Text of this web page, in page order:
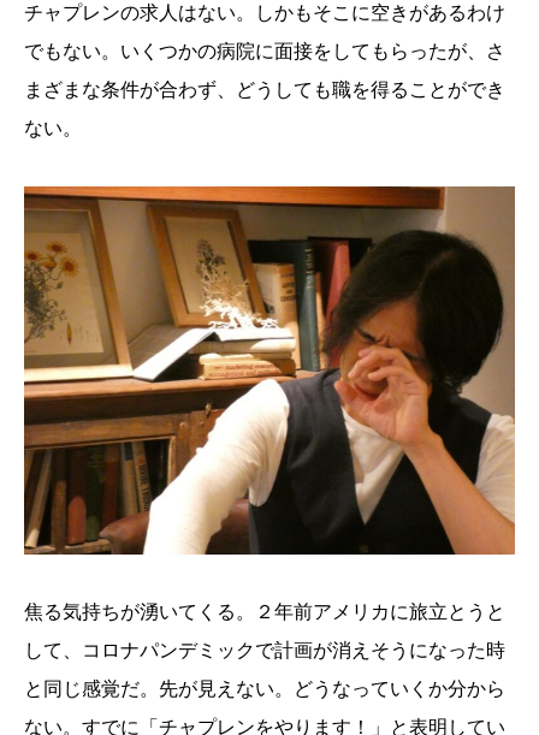
チャプレンの求人はない。しかもそこに空きがあるわけ
でもない。いくつかの病院に面接をしてもらったが、さ
まざまな条件が合わず、どうしても職を得ることができ
ない。
焦る気持ちが湧いてくる。２年前アメリカに旅立とうと
して、コロナパンデミックで計画が消えそうになった時
と同じ感覚だ。先が見えない。どうなっていくか分から
ない。すでに「チャプレンをやります！」と表明してい